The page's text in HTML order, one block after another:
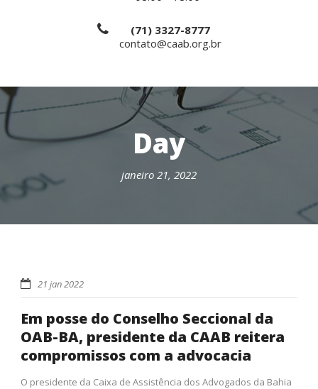
(71) 3327-8777
contato@caab.org.br
Day
janeiro 21, 2022
21 jan 2022
Em posse do Conselho Seccional da
OAB-BA, presidente da CAAB reitera
compromissos com a advocacia
O presidente da Caixa de Assistência dos Advogados da Bahia